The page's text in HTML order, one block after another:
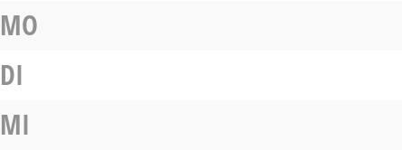
MO
DI
MI